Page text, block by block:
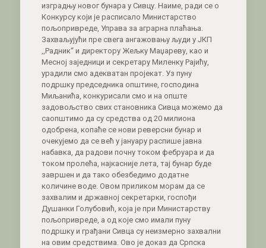
изградњу новог бунара у Сивцу. Наиме, ради се о
Конкурсу који је расписало Министарство
пољопривреде, Управа за аграрна плаћања.
Захваљујући пре свега ангажовању људи у ЈКП
,,Радник“ и директору Жељку Маџареву, као и
Месној заједници и секретару Миленку Рајићу,
урадили смо адекватан пројекат. Уз пуну
подршку председника општине, господина
Миљанића, конкурисали смо и на опште
задовољство свих становника Сивца можемо да
саопштимо да су средства од 20 милиона
одобрена, копаће се нови реверсни бунар и
очекујемо да се већ у јануару распише јавна
набавка, да радови почну током фебруара и да
током пролећа, најкасније лета, тај бунар буде
завршен и да тако обезбедимо додатне
количине воде. Овом приликом морам да се
захвалим и државној секретарки, госпођи
Душанки Голубовић, која је при Министарству
пољопривреде, а од које смо имали пуну
подршку и грађани Сивца су неизмерно захвални
на овим средствима. Ово је доказ да Српска